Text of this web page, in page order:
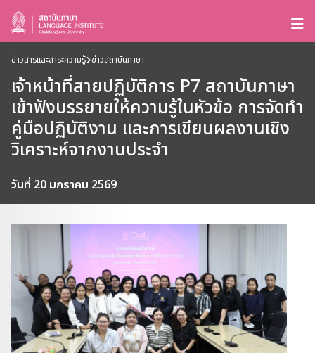
ข่าวสารและสาระความรู้ ข่าวสถาบันภาษา
เจ้าหน้าที่สายปฏิบัติการ P7 สถาบันภาษา
เข้าฟังบรรยายให้ความรู้ในหัวข้อ การจัดทำ
คู่มือปฏิบัติงาน และการเขียนผลงานเชิง
วิเคราะห์จากงานประจำ
วันที่ 20 มกราคม 2569